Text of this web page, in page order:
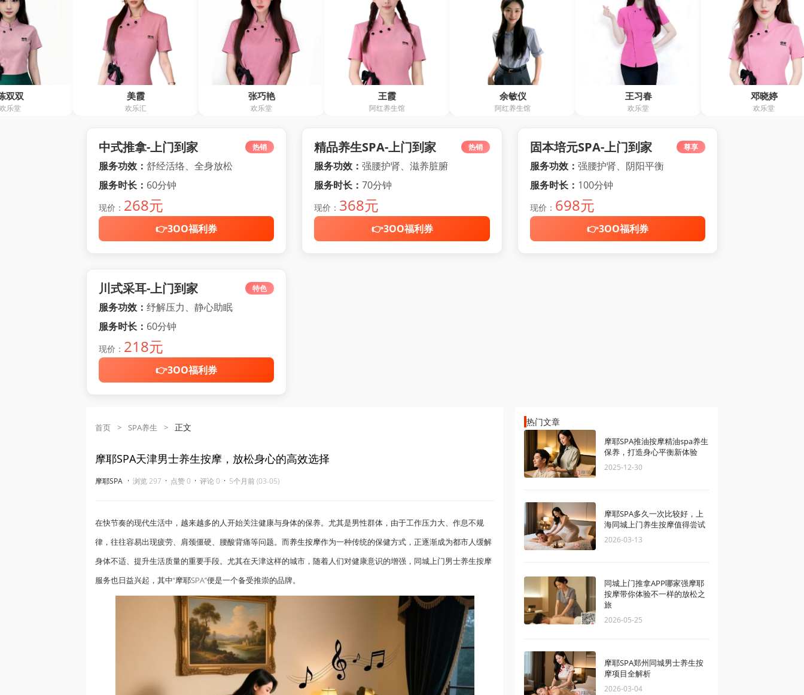
中式推拿-上门到家 热销
服务功效：舒经活络、全身放松
服务时长： 60分钟
现价： 268元
👉3OO福利券
精品养生SPA-上门到家 热销
服务功效：强腰护肾、滋养脏腑
服务时长：70分钟
现价： 368元
👉3OO福利券
固本培元SPA-上门到家 尊享
服务功效： 强腰护肾、阴阳平衡
服务时长： 100分钟
现价： 698元
👉3OO福利券
川式采耳-上门到家 特色
服务功效：纾解压力、静心助眠
服务时长： 60分钟
现价： 218元
👉3OO福利券
首页 > SPA养生 > 正文
摩耶SPA天津男士养生按摩，放松身心的高效选择
摩耶SPA · 浏览 297 · 点赞 0 · 评论 0 · 5个月前 (03-05)
在快节奏的现代生活中，越来越多的人开始关注健康与身体的保养。尤其是男性群体，由于工作压力大、作息不规
律，往往容易出现疲劳、肩颈僵硬、腰酸背痛等问题。而养生按摩作为一种传统的保健方式，正逐渐成为都市人缓解
身体不适、提升生活质量的重要手段。尤其在天津这样的城市，随着人们对健康意识的增强，同城上门男士养生按摩
服务也日益兴起，其中“摩耶SPA”便是一个备受推崇的品牌。
热门文章
摩耶SPA推油按摩精油spa养生
保养，打造身心平衡新体验
2025-12-30
摩耶SPA多久一次比较好，上
海同城上门养生按摩值得尝试
2026-03-13
同城上门推拿APP哪家强摩耶
按摩带你体验不一样的放松之
旅
2026-05-25
摩耶SPA郑州同城男士养生按
摩项目全解析
2026-03-04